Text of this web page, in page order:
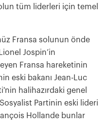
tüm liderleri için temel
Fransa solunun önde
Jospin’in
Fransa hareketinin
eski bakanı Jean-Luc
halihazırdaki genel
Partinin eski lideri
Hollande bunlar